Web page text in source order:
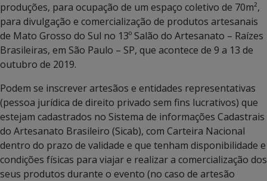
produções, para ocupação de um espaço coletivo de 70m²,
para divulgação e comercialização de produtos artesanais
de Mato Grosso do Sul no 13º Salão do Artesanato – Raízes
Brasileiras, em São Paulo – SP, que acontece de 9 a 13 de
outubro de 2019.
Podem se inscrever artesãos e entidades representativas
(pessoa jurídica de direito privado sem fins lucrativos) que
estejam cadastrados no Sistema de informações Cadastrais
do Artesanato Brasileiro (Sicab), com Carteira Nacional
dentro do prazo de validade e que tenham disponibilidade e
condições físicas para viajar e realizar a comercialização dos
seus produtos durante o evento (no caso de artesão